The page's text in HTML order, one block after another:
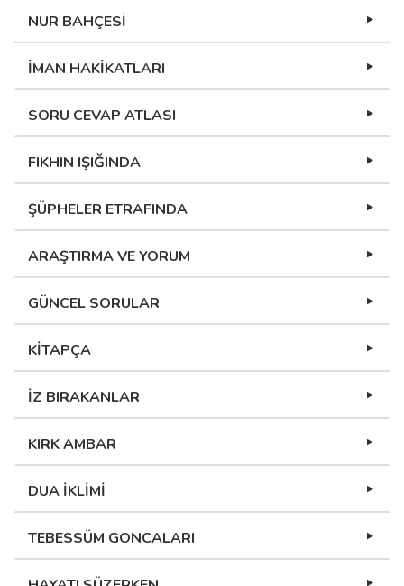
NUR BAHÇESİ
İMAN HAKİKATLARI
SORU CEVAP ATLASI
FIKHIN IŞIĞINDA
ŞÜPHELER ETRAFINDA
ARAŞTIRMA VE YORUM
GÜNCEL SORULAR
KİTAPÇA
İZ BIRAKANLAR
KIRK AMBAR
DUA İKLİMİ
TEBESSÜM GONCALARI